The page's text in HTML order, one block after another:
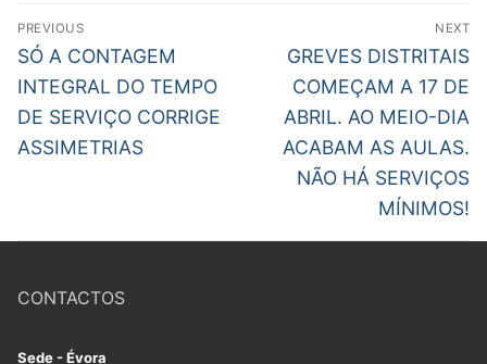
Navegação
de
artigos
PREVIOUS
Previous
post:
SÓ A CONTAGEM
INTEGRAL DO TEMPO
DE SERVIÇO CORRIGE
ASSIMETRIAS
NEXT
Next
post:
GREVES DISTRITAIS
COMEÇAM A 17 DE
ABRIL. AO MEIO-DIA
ACABAM AS AULAS.
NÃO HÁ SERVIÇOS
MÍNIMOS!
CONTACTOS
Sede - Évora